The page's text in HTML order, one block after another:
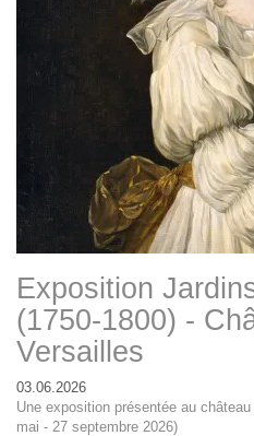
Exposition
(1750-1800) -
Versailles
03.06.2026
Une exposition présentée au
mai - 27 septembre 2026)